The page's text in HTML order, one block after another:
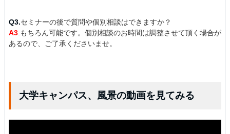
Q3.セミナーの後で質問や個別相談はできますか？
A3.もちろん可能です。個別相談のお時間は調整させて頂く場合が
あるので、ご了承くださいませ。
大学キャンパス、風景の動画を見てみる